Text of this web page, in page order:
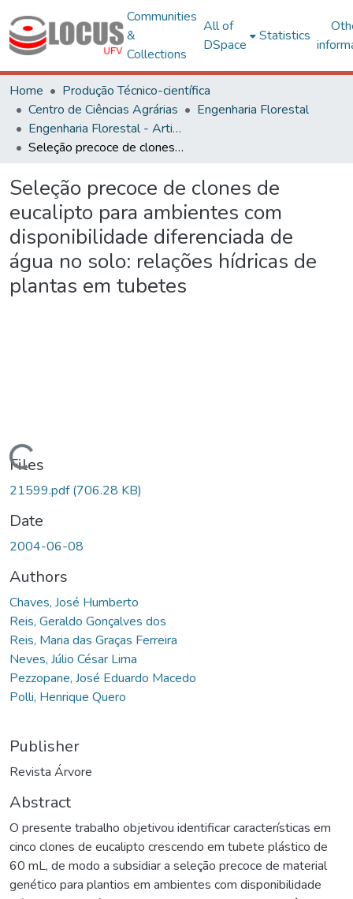
Communities
&
Collections
All of
DSpace
Statistics
Home
Produção Técnico-científica
Centro de Ciências Agrárias
Engenharia Florestal
Engenharia Florestal - Artigos
Seleção precoce de clones de eucalipto para ambientes com disponibilidade diferenciada de água no solo: relações hídricas de plantas em tubetes
Seleção precoce de clones de
eucalipto para ambientes com
disponibilidade diferenciada de
água no solo: relações hídricas de
plantas em tubetes
Files
21599.pdf(706.28 KB)
Date
2004-06-08
Authors
Chaves, José Humberto
Reis, Geraldo Gonçalves dos
Reis, Maria das Graças Ferreira
Neves, Júlio César Lima
Pezzopane, José Eduardo Macedo
Polli, Henrique Quero
Publisher
Revista Árvore
Abstract
O presente trabalho objetivou identificar características em
cinco clones de eucalipto crescendo em tubete plástico de
60 mL, de modo a subsidiar a seleção precoce de material
genético para plantios em ambientes com disponibilidade